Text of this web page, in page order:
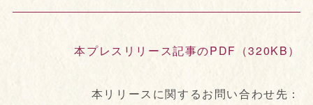
本プレスリリース記事のPDF（320KB）
本リリースに関するお問い合わせ先：